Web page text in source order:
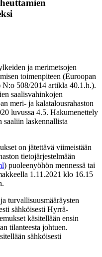
ja merimetsojen
toimenpiteen (Euroopan
N:o 508/2014 artikla 40.1.h.).
saalisvahinkojen
meri- ja kalatalousrahaston
luvussa 4.5. Hakumenettely
saaliin laskennallista
on jätettävä viimeistään
tietojärjestelmään
) puoleenyöhön mennessä tai
1.11.2021 klo 16.15
turvallisuusmääräysten
sähköisesti Hyrrä-
käsitellään ensin
tilanteesta johtuen.
sähköisesti